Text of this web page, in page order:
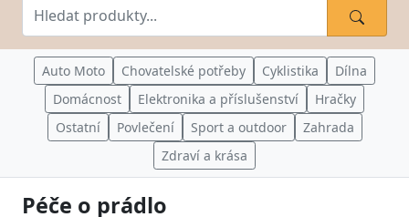
Auto Moto Chovatelské potřeby Cyklistika
Dílna
Domácnost
Elektronika a příslušenství
Hračky
Ostatní
Povlečení Sport a outdoor
Zahrada
Zdraví a krása
Péče o prádlo